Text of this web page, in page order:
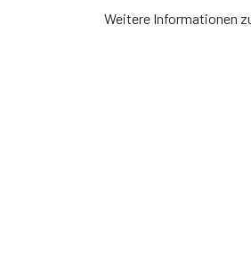
Weitere Informationen